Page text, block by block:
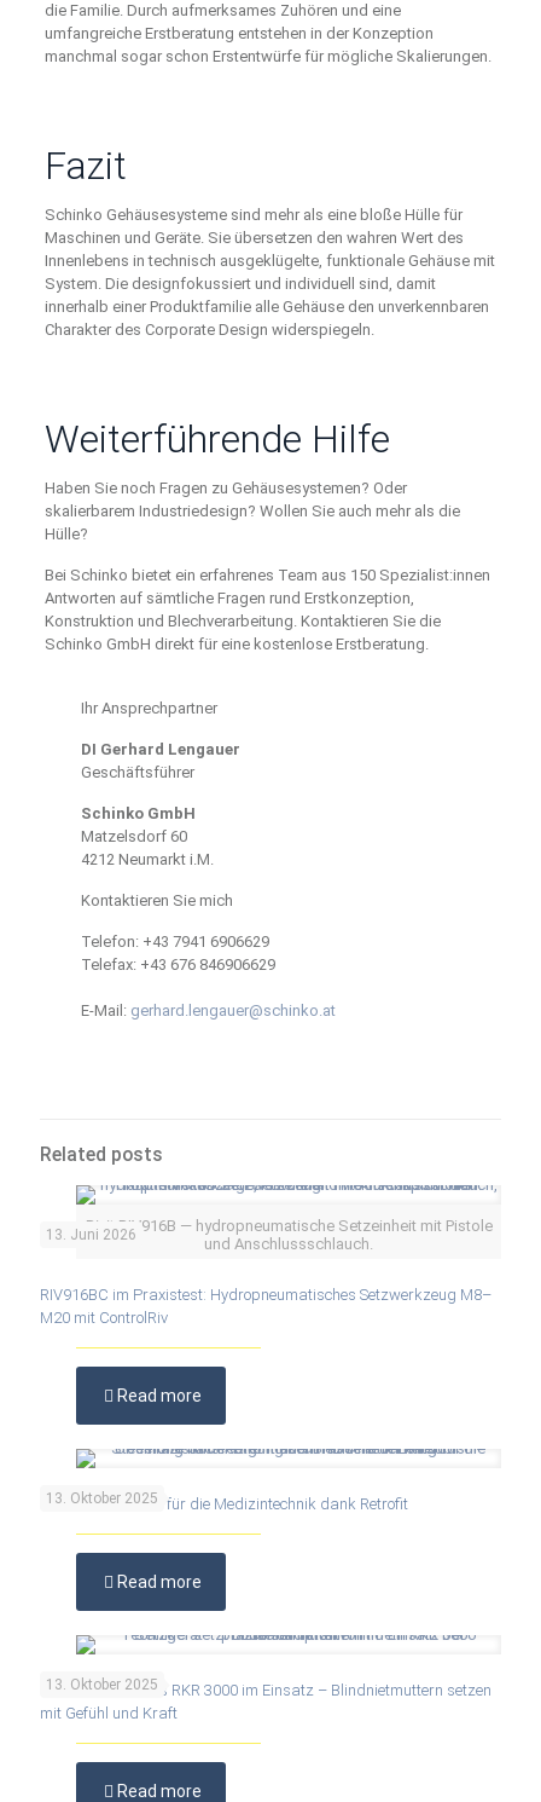
die Familie. Durch aufmerksames Zuhören und eine
umfangreiche Erstberatung entstehen in der Konzeption
manchmal sogar schon Erstentwürfe für mögliche Skalierungen.
Fazit
Schinko Gehäusesysteme sind mehr als eine bloße Hülle für
Maschinen und Geräte. Sie übersetzen den wahren Wert des
Innenlebens in technisch ausgeklügelte, funktionale Gehäuse mit
System. Die designfokussiert und individuell sind, damit
innerhalb einer Produktfamilie alle Gehäuse den unverkennbaren
Charakter des Corporate Design widerspiegeln.
Weiterführende Hilfe
Haben Sie noch Fragen zu Gehäusesystemen? Oder
skalierbarem Industriedesign? Wollen Sie auch mehr als die
Hülle?
Bei Schinko bietet ein erfahrenes Team aus 150 Spezialist:innen
Antworten auf sämtliche Fragen rund Erstkonzeption,
Konstruktion und Blechverarbeitung. Kontaktieren Sie die
Schinko GmbH direkt für eine kostenlose Erstberatung.
Ihr Ansprechpartner
DI Gerhard Lengauer
Geschäftsführer
Schinko GmbH
Matzelsdorf 60
4212 Neumarkt i.M.
Kontaktieren Sie mich
Telefon: +43 7941 6906629
Telefax: +43 676 846906629
E-Mail: gerhard.lengauer@schinko.at
Related posts
Rivit RIV916B — hydropneumatische Setzeinheit mit Pistole
und Anschlussschlauch.
13. Juni 2026
RIV916BC im Praxistest: Hydropneumatisches Setzwerkzeug M8–
M20 mit ControlRiv
Read more
13. Oktober 2025
Höchste Präzision für die Medizintechnik dank Retrofit
Read more
13. Oktober 2025
Praxisbericht: Das RKR 3000 im Einsatz – Blindnietmuttern setzen
mit Gefühl und Kraft
Read more